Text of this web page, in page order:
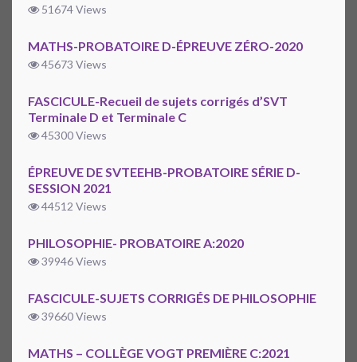
51674 Views
MATHS-PROBATOIRE D-ÉPREUVE ZÉRO-2020
45673 Views
FASCICULE-Recueil de sujets corrigés d’SVT
Terminale D et Terminale C
45300 Views
ÉPREUVE DE SVTEEHB-PROBATOIRE SÉRIE D-
SESSION 2021
44512 Views
PHILOSOPHIE- PROBATOIRE A:2020
39946 Views
FASCICULE-SUJETS CORRIGÉS DE PHILOSOPHIE
39660 Views
MATHS – COLLÈGE VOGT PREMIÈRE C:2021